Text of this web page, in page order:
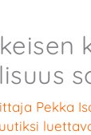
Pekka